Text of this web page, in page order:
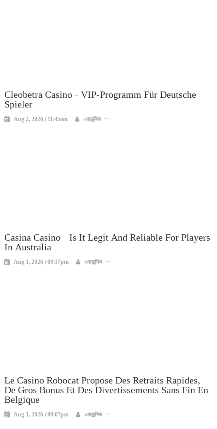
Cleobetra Casino – VIP-Programm Für Deutsche
Spieler
Aug 2, 2026 / 11:45am এক্সক্লুসিভ
Casina Casino – Is It Legit And Reliable For Players
In Australia
Aug 1, 2026 / 09:37pm এক্সক্লুসিভ
Le Casino Robocat Propose Des Retraits Rapides,
De Gros Bonus Et Des Divertissements Sans Fin En
Belgique
Aug 1, 2026 / 09:07pm এক্সক্লুসিভ